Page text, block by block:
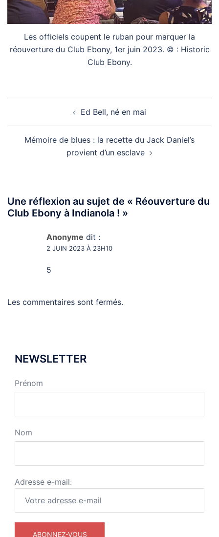
Les officiels coupent le ruban pour marquer la
réouverture du Club Ebony, 1er juin 2023. © : Historic
Club Ebony.
Ed Bell, né en mai
Mémoire de blues : la recette du Jack Daniel’s
provient d’un esclave
Une réflexion au sujet de « Réouverture du
Club Ebony à Indianola ! »
Anonyme dit :
2 JUIN 2023 À 23H10
5
Les commentaires sont fermés.
NEWSLETTER
Prénom
Nom
Adresse e-mail: